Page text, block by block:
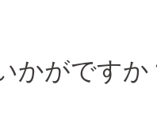
かがですか